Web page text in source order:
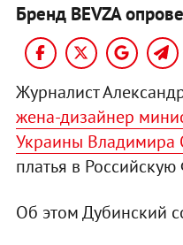
Бренд BEVZA
Журналист
жена-дизайнер
Украины Владимира
платья в
Об этом Дубинский